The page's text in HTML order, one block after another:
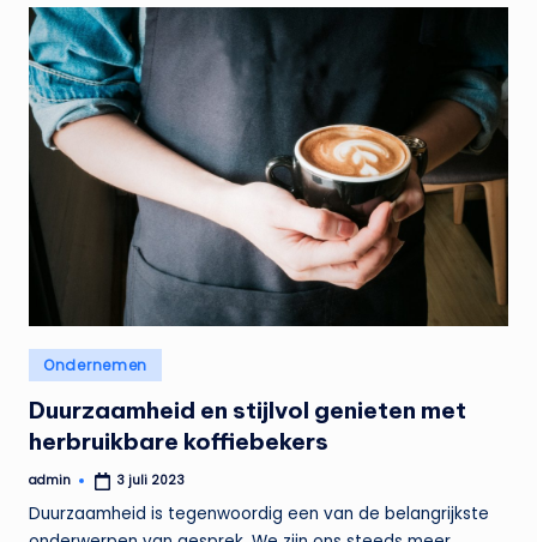
Geplaatst
in
Ondernemen
Duurzaamheid en stijlvol genieten met
herbruikbare koffiebekers
Geplaatst
admin 3 juli 2023
Duurzaamheid is tegenwoordig een van de belangrijkste